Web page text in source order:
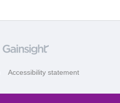
Accessibility statement